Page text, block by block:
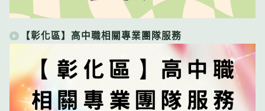
【彰化區】高中職相關專業團隊服務